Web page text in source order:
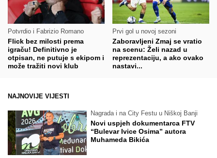
Potvrdio i Fabrizio Romano
Flick bez milosti prema
igraču! Definitivno je
otpisan, ne putuje s ekipom i
može tražiti novi klub
Prvi gol u novoj sezoni
Zaboravljeni Zmaj se vratio
na scenu: Želi nazad u
reprezentaciju, a ako ovako
nastavi...
NAJNOVIJE VIJESTI
Nagrada i na City Festu u Niškoj Banji
Novi uspjeh dokumentarca FTV
“Bulevar Ivice Osima” autora
Muhameda Bikića